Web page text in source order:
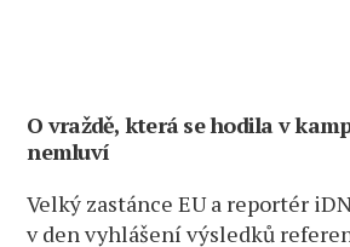
O vraždě, která se hodila v
nemluví
Velký zastánce EU a reportér
v den vyhlášení výsledků